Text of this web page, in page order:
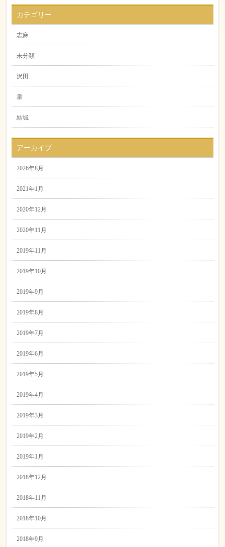
カテゴリー
志麻
未分類
沢田
泉
結城
アーカイブ
2026年8月
2021年1月
2020年12月
2020年11月
2019年11月
2019年10月
2019年9月
2019年8月
2019年7月
2019年6月
2019年5月
2019年4月
2019年3月
2019年2月
2019年1月
2018年12月
2018年11月
2018年10月
2018年9月